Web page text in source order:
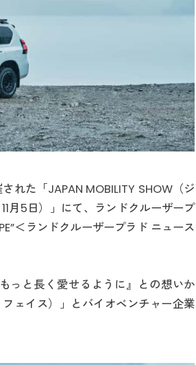
れた「JAPAN MOBILITY SHOW（ジ
月5日）」にて、ランドクルーザープ
＜ランドクルーザープラド ニュース
もっと長く愛せるように』との想いか
ェイス）」とバイオベンチャー企業